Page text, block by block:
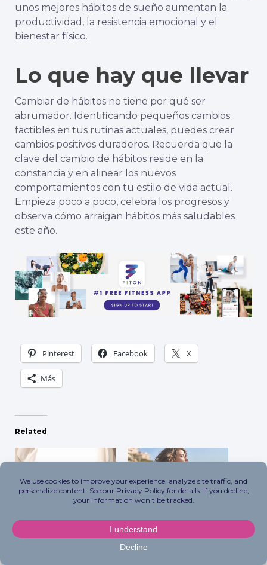
unos mejores hábitos de sueño aumentan la
productividad, la resistencia emocional y el
bienestar físico.
Lo que hay que llevar
Cambiar de hábitos no tiene por qué ser
abrumador. Identificando pequeños cambios
factibles en tus rutinas actuales, puedes crear
cambios positivos duraderos. Recuerda que la
clave del cambio de hábitos reside en la
constancia y en alinear los nuevos
comportamientos con tu estilo de vida actual.
Empieza poco a poco, celebra los progresos y
observa cómo arraigan hábitos más saludables
este año.
Pinterest Facebook X
Más
Related
nuevo lujo en el que
todos invierten
Cómo superponer
hábitos para obtener los
máximos resultados